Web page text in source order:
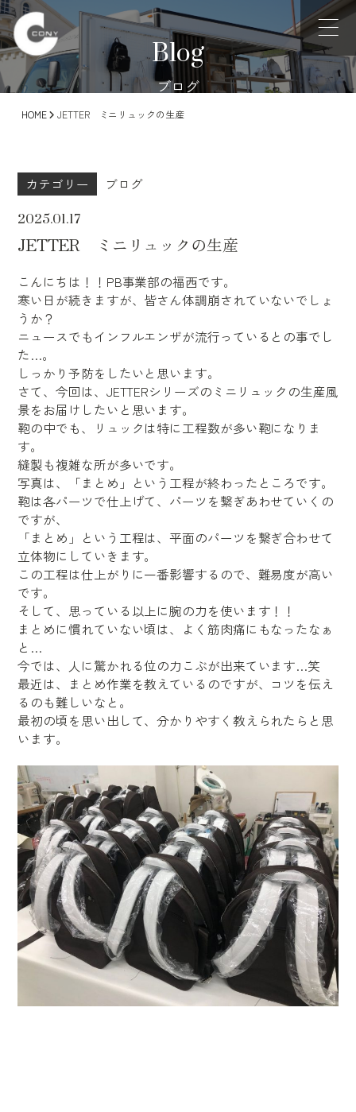
Blog
ブログ
HOME JETTER ミニリュックの生産
カテゴリー ブログ
2025.01.17
JETTER ミニリュックの生産
こんにちは！！PB事業部の福西です。
寒い日が続きますが、皆さん体調崩されていないでしょ
うか？
ニュースでもインフルエンザが流行っているとの事でし
た…。
しっかり予防をしたいと思います。
さて、今回は、JETTERシリーズのミニリュックの生産風
景をお届けしたいと思います。
鞄の中でも、リュックは特に工程数が多い鞄になりま
す。
縫製も複雑な所が多いです。
写真は、「まとめ」という工程が終わったところです。
鞄は各パーツで仕上げて、パーツを繋ぎあわせていくの
ですが、
「まとめ」という工程は、平面のパーツを繋ぎ合わせて
立体物にしていきます。
この工程は仕上がりに一番影響するので、難易度が高い
です。
そして、思っている以上に腕の力を使います！！
まとめに慣れていない頃は、よく筋肉痛にもなったなぁ
と…
今では、人に驚かれる位の力こぶが出来ています…笑
最近は、まとめ作業を教えているのですが、コツを伝え
るのも難しいなと。
最初の頃を思い出して、分かりやすく教えられたらと思
います。